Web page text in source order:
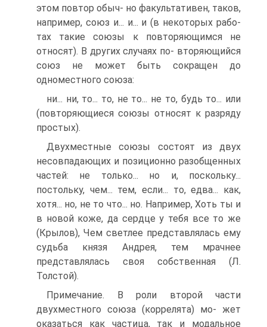
этом повтор обыч- но факультативен, таков,
например, союз и... и... и (в некоторых рабо-
тах такие союзы к повторяющимся не
относят). В других случаях по- вторяющийся
союз не может быть сокращен до
одноместного союза:
ни... ни, то... то, не то... не то, будь то... или
(повторяющиеся союзы относят к разряду
простых).
Двухместные союзы состоят из двух
несовпадающих и позиционно разобщенных
частей: не только... но и, поскольку...
постольку, чем... тем, если... то, едва... как,
хотя... но, не то что... но. Например, Хоть ты и
в новой коже, да сердце у тебя все то же
(Крылов), Чем светлее представлялась ему
судьба князя Андрея, тем мрачнее
представлялась своя собственная (Л.
Толстой).
Примечание. В роли второй части
двухместного союза (коррелята) мо- жет
оказаться как частица, так и модальное